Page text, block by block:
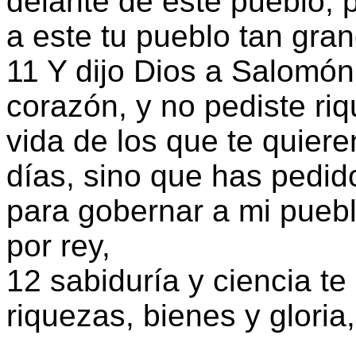
a este tu pueblo tan
11 Y dijo Dios a
corazón, y no pediste
vida de los que te
días, sino que has
para gobernar a mi
por rey,
12 sabiduría y ciencia
riquezas, bienes y